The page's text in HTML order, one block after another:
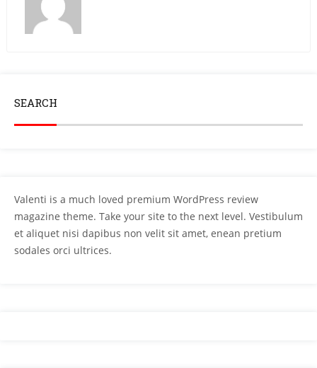
SEARCH
Valenti is a much loved premium WordPress review
magazine theme. Take your site to the next level. Vestibulum
et aliquet nisi dapibus non velit sit amet, enean pretium
sodales orci ultrices.